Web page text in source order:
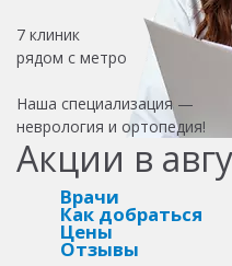
7 клиник
рядом с метро
Наша специализация —
неврология и ортопедия!
Акции в
Врачи
Как добраться
Цены
Отзывы